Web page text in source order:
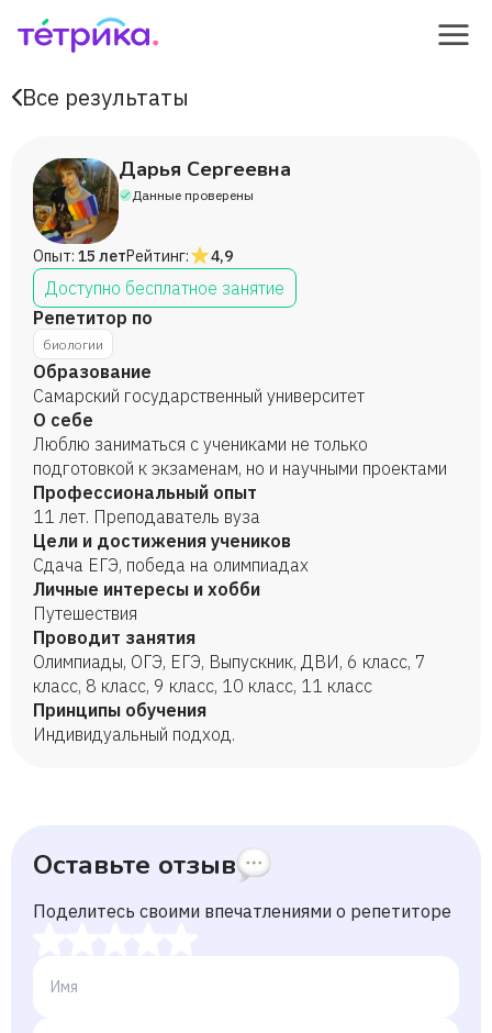
Все результаты
Дарья Сергеевна
Данные проверены
Опыт: 15 летРейтинг: 4,9
Доступно бесплатное занятие
Репетитор по
биологии
Образование
Самарский государственный университет
О себе
Люблю заниматься с учениками не только
подготовкой к экзаменам, но и научными проектами
Профессиональный опыт
11 лет. Преподаватель вуза
Цели и достижения учеников
Сдача ЕГЭ, победа на олимпиадах
Личные интересы и хобби
Путешествия
Проводит занятия
Олимпиады, ОГЭ, ЕГЭ, Выпускник, ДВИ, 6 класс, 7
класс, 8 класс, 9 класс, 10 класс, 11 класс
Принципы обучения
Индивидуальный подход.
Оставьте отзыв
Поделитесь своими впечатлениями о репетиторе